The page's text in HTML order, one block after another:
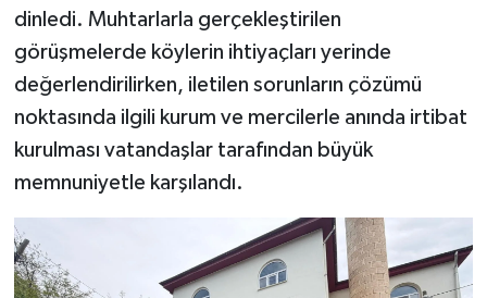
dinledi. Muhtarlarla gerçekleştirilen
görüşmelerde köylerin ihtiyaçları yerinde
değerlendirilirken, iletilen sorunların çözümü
noktasında ilgili kurum ve mercilerle anında irtibat
kurulması vatandaşlar tarafından büyük
memnuniyetle karşılandı.